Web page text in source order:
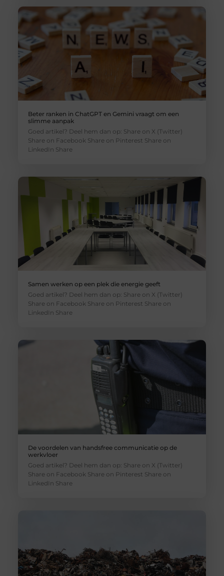
Beter ranken in ChatGPT en Gemini vraagt om een
slimme aanpak
Goed artikel? Deel hem dan op: Share on X (Twitter)
Share on Facebook Share on Pinterest Share on
LinkedIn Share
Samen werken op een plek die energie geeft
Goed artikel? Deel hem dan op: Share on X (Twitter)
Share on Facebook Share on Pinterest Share on
LinkedIn Share
De voordelen van handsfree communicatie op de
werkvloer
Goed artikel? Deel hem dan op: Share on X (Twitter)
Share on Facebook Share on Pinterest Share on
LinkedIn Share